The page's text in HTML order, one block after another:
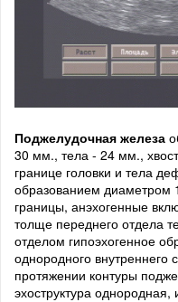
Поджелудочная железа
30 мм., тела - 24 мм.,
границе головки и тела
образованием
границы, анэхогенные
толще переднего отдела
отделом гипоэхогенное
однородного внутреннего
протяжении контуры
эхоструктура однородная,